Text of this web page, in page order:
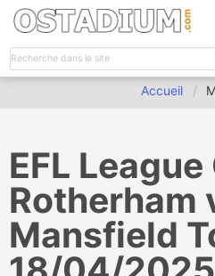
Accueil
EFL League
Rotherham
Mansfield